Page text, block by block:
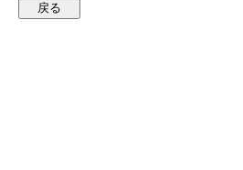
とに同意し、ペン